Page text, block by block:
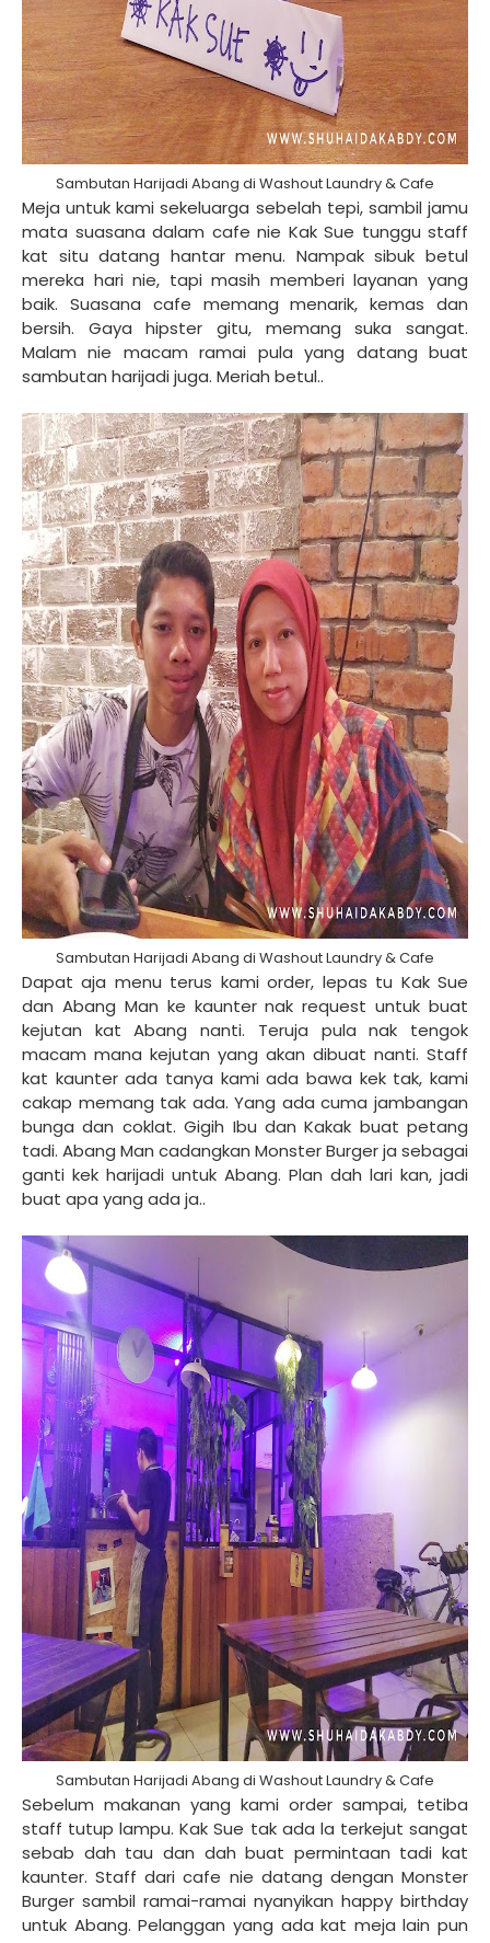
Sambutan Harijadi Abang di Washout Laundry & Cafe
Meja untuk kami sekeluarga sebelah tepi, sambil jamu
mata suasana dalam cafe nie Kak Sue tunggu staff
kat situ datang hantar menu. Nampak sibuk betul
mereka hari nie, tapi masih memberi layanan yang
baik. Suasana cafe memang menarik, kemas dan
bersih. Gaya hipster gitu, memang suka sangat.
Malam nie macam ramai pula yang datang buat
sambutan harijadi juga. Meriah betul..
Sambutan Harijadi Abang di Washout Laundry & Cafe
Dapat aja menu terus kami order, lepas tu Kak Sue
dan Abang Man ke kaunter nak request untuk buat
kejutan kat Abang nanti. Teruja pula nak tengok
macam mana kejutan yang akan dibuat nanti. Staff
kat kaunter ada tanya kami ada bawa kek tak, kami
cakap memang tak ada. Yang ada cuma jambangan
bunga dan coklat. Gigih Ibu dan Kakak buat petang
tadi. Abang Man cadangkan Monster Burger ja sebagai
ganti kek harijadi untuk Abang. Plan dah lari kan, jadi
buat apa yang ada ja..
Sambutan Harijadi Abang di Washout Laundry & Cafe
Sebelum makanan yang kami order sampai, tetiba
staff tutup lampu. Kak Sue tak ada la terkejut sangat
sebab dah tau dan dah buat permintaan tadi kat
kaunter. Staff dari cafe nie datang dengan Monster
Burger sambil ramai-ramai nyanyikan happy birthday
untuk Abang. Pelanggan yang ada kat meja lain pun